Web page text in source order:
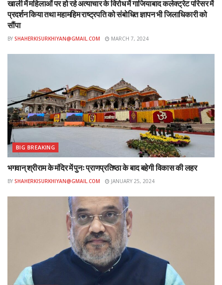
खाली में महिलाओं पर हो रहे अत्याचार के विरोध में गाजियाबाद कलेक्ट्रेट परिसर में
प्रदर्शन किया तथा महामहिम राष्ट्रपति को संबोधित ज्ञापन भी जिलाधिकारी को
सौंपा
BY SHAHERKISURKHIYAN@GMAIL.COM MARCH 7, 2024
BIG BREAKING
भगवान् श्रीराम के मंदिर में पुनः प्राणप्रतिष्ठा के बाद बहेगी विकास की लहर
BY SHAHERKISURKHIYAN@GMAIL.COM JANUARY 25, 2024